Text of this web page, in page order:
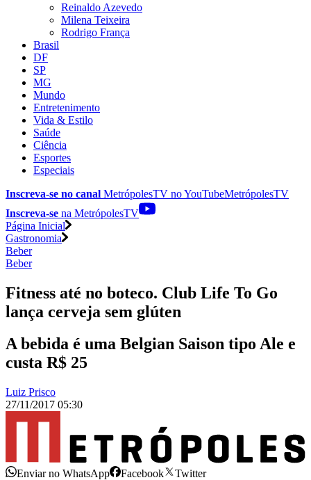
Reinaldo Azevedo
Milena Teixeira
Rodrigo França
Brasil
DF
SP
MG
Mundo
Entretenimento
Vida & Estilo
Saúde
Ciência
Esportes
Especiais
Inscreva-se no canal MetrópolesTV noYouTubeMetrópolesTV
Inscreva-se na MetrópolesTV
Página Inicial
Gastronomia
Beber
Beber
Fitness até no boteco. Club Life To Go
lança cerveja sem glúten
A bebida é uma Belgian Saison tipo Ale e
custa R$ 25
Luiz Prisco
27/11/2017 05:30
Enviar no WhatsApp Facebook
Twitter